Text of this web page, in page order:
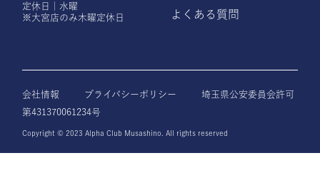
定休日｜水曜
※大宮店のみ木曜定休日
よくある質問
会社情報 プライバシーポリシー
埼玉県公安委員会許可
第431370061234号
Copyright © 2023 Alpha Club Musashino. All rights reserved